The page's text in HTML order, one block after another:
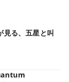
見る、五星と叫